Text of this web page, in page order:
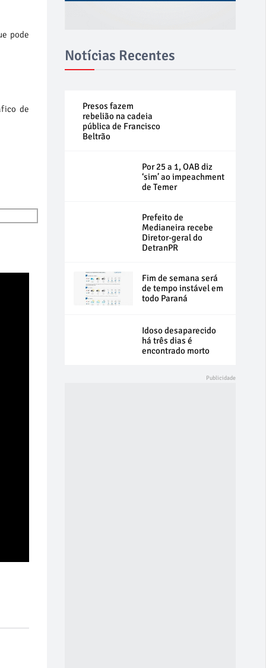
pode
de
Notícias Recentes
Presos fazem
rebelião na cadeia
pública de Francisco
Beltrão
Por 25 a 1, OAB diz
‘sim’ ao impeachment
de Temer
Prefeito de
Medianeira recebe
Diretor-geral do
DetranPR
Fim de semana será
de tempo instável em
todo Paraná
Idoso desaparecido
há três dias é
encontrado morto